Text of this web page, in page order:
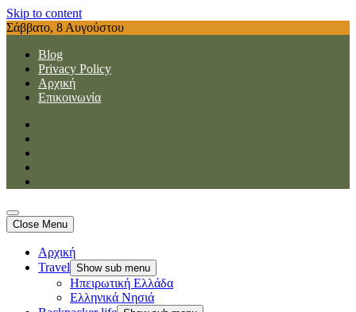
Skip to content
Σάββατο, 8 Αυγούστου
Blog
Privacy Policy
Αρχική
Επικοινωνία
Travellernotes
Ταξίδια, tips, εμπειρίες, έμπνευση, nerd κουλτούρα & ταξίδια με
backpack
Travellernotes
Ταξίδια, tips, εμπειρίες, έμπνευση, nerd κουλτούρα & ταξίδια με
backpack
Close Menu
Αρχική
Travel Show sub menu
Ηπειρωτική Ελλάδα
Ελληνικά Νησιά